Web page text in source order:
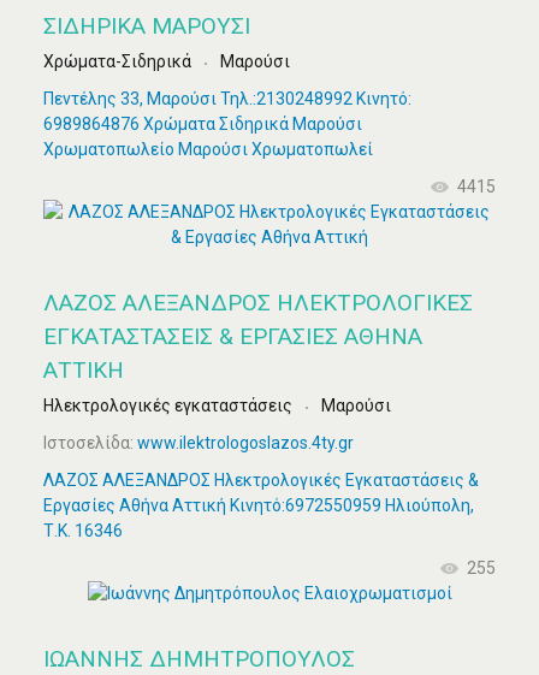
ΣΙΔΗΡΙΚΆ ΜΑΡΟΎΣΙ
Χρώματα-Σιδηρικά
Μαρούσι
Πεντέλης 33, Μαρούσι Τηλ.:2130248992 Κινητό:
6989864876 Χρώματα Σιδηρικά Μαρούσι
Χρωματοπωλείο Μαρούσι Χρωματοπωλεί
4415
ΛΑΖΟΣ ΑΛΕΞΑΝΔΡΟΣ ΗΛΕΚΤΡΟΛΟΓΙΚΈΣ
ΕΓΚΑΤΑΣΤΆΣΕΙΣ & ΕΡΓΑΣΊΕΣ ΑΘΉΝΑ
ΑΤΤΙΚΉ
Ηλεκτρολογικές εγκαταστάσεις
Μαρούσι
Ιστοσελίδα: www.ilektrologoslazos.4ty.gr
ΛΑΖΟΣ ΑΛΕΞΑΝΔΡΟΣ Ηλεκτρολογικές Εγκαταστάσεις &
Εργασίες Αθήνα Αττική Κινητό:6972550959 Ηλιούπολη,
Τ.Κ. 16346
255
ΙΩΆΝΝΗΣ ΔΗΜΗΤΡΌΠΟΥΛΟΣ